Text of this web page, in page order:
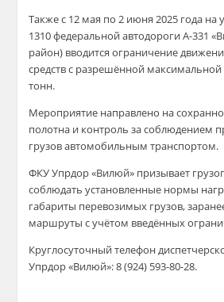
Также с 12 мая по 2 июня 2025 года на
1310 федеральной автодороги А-331
район) вводится ограничение
средств с разрешённой максимальной
тонн.
Мероприятие направлено на
полотна и контроль за соблюдением
грузов автомобильным транспортом.
ФКУ Упрдор «Вилюй» призывает
соблюдать установленные нормы
габариты перевозимых грузов,
маршруты с учётом введённых
Круглосуточный телефон
Упрдор «Вилюй»:8 (924) 593-80-28.